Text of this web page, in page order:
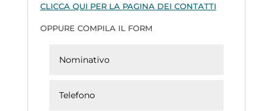
CLICCA QUI PER LA PAGINA DEI CONTATTI
OPPURE COMPILA IL FORM